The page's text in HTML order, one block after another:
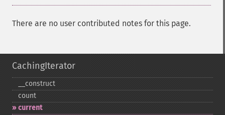
There are no user contributed notes for this page.
CachingIterator
_​_​construct
count
current